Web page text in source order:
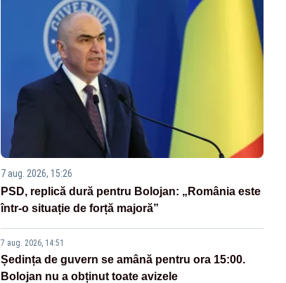
7 aug. 2026, 15:26
PSD, replică dură pentru Bolojan: „România este
într-o situație de forță majoră”
7 aug. 2026, 14:51
Ședința de guvern se amână pentru ora 15:00.
Bolojan nu a obținut toate avizele